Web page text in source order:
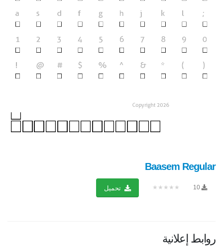
Baasem Regular
10
★★★★★ تحميل
روابط إعلانية